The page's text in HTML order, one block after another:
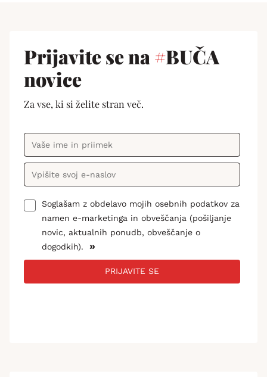
Prijavite se na#BUČA
novice
Za vse, ki si želite stran več.
Soglašam z obdelavo mojih osebnih podatkov za
namen e-marketinga in obveščanja (pošiljanje
novic, aktualnih ponudb, obveščanje o
dogodkih).
»
PRIJAVITE SE